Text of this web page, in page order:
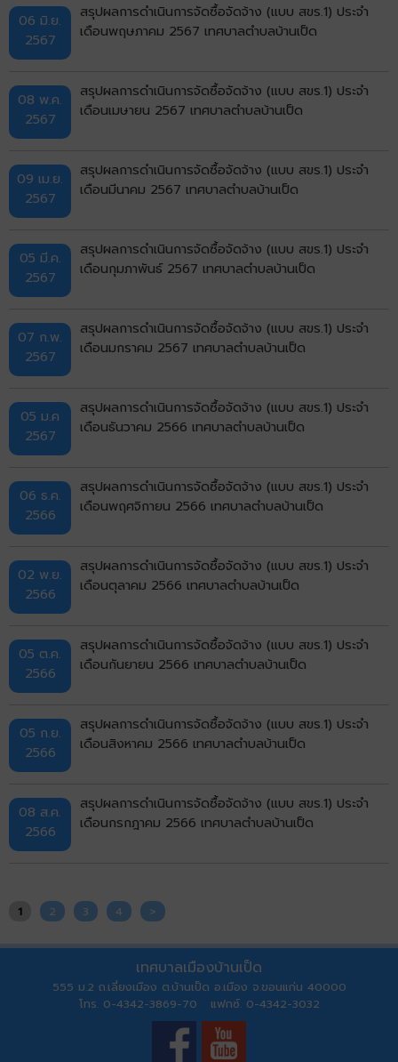
06 มิ.ย.
2567
สรุปผลการดำเนินการจัดซื้อจัดจ้าง (แบบ สขร.1) ประจำ
เดือนพฤษภาคม 2567 เทศบาลตำบลบ้านเป็ด
08 พ.ค.
2567
สรุปผลการดำเนินการจัดซื้อจัดจ้าง (แบบ สขร.1) ประจำ
เดือนเมษายน 2567 เทศบาลตำบลบ้านเป็ด
09 เม.ย.
2567
สรุปผลการดำเนินการจัดซื้อจัดจ้าง (แบบ สขร.1) ประจำ
เดือนมีนาคม 2567 เทศบาลตำบลบ้านเป็ด
05 มี.ค.
2567
สรุปผลการดำเนินการจัดซื้อจัดจ้าง (แบบ สขร.1) ประจำ
เดือนกุมภาพันธ์ 2567 เทศบาลตำบลบ้านเป็ด
07 ก.พ.
2567
สรุปผลการดำเนินการจัดซื้อจัดจ้าง (แบบ สขร.1) ประจำ
เดือนมกราคม 2567 เทศบาลตำบลบ้านเป็ด
05 ม.ค
2567
สรุปผลการดำเนินการจัดซื้อจัดจ้าง (แบบ สขร.1) ประจำ
เดือนธันวาคม 2566 เทศบาลตำบลบ้านเป็ด
06 ธ.ค.
2566
สรุปผลการดำเนินการจัดซื้อจัดจ้าง (แบบ สขร.1) ประจำ
เดือนพฤศจิกายน 2566 เทศบาลตำบลบ้านเป็ด
02 พ.ย.
2566
สรุปผลการดำเนินการจัดซื้อจัดจ้าง (แบบ สขร.1) ประจำ
เดือนตุลาคม 2566 เทศบาลตำบลบ้านเป็ด
05 ต.ค.
2566
สรุปผลการดำเนินการจัดซื้อจัดจ้าง (แบบ สขร.1) ประจำ
เดือนกันยายน 2566 เทศบาลตำบลบ้านเป็ด
05 ก.ย.
2566
สรุปผลการดำเนินการจัดซื้อจัดจ้าง (แบบ สขร.1) ประจำ
เดือนสิงหาคม 2566 เทศบาลตำบลบ้านเป็ด
08 ส.ค.
2566
สรุปผลการดำเนินการจัดซื้อจัดจ้าง (แบบ สขร.1) ประจำ
เดือนกรกฎาคม 2566 เทศบาลตำบลบ้านเป็ด
1 2 3 4 >
เทศบาลเมืองบ้านเป็ด
555 ม.2 ถ.เลี่ยงเมือง ต.บ้านเป็ด อ.เมือง จ.ขอนแก่น 40000
โทร. 0-4342-3869-70 แฟกซ์. 0-4342-3032